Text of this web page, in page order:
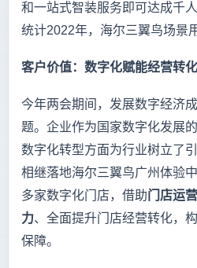
和一站式智装服务即可达成千
统计2022年，海尔三翼鸟场景
客户价值：数字化赋能经营转
今年两会期间，发展数字经济
题。企业作为国家数字化发展
数字化转型方面为行业树立了
相继落地海尔三翼鸟广州体验
多家数字化门店，借助门店运
力、全面提升门店经营转化，
保障。